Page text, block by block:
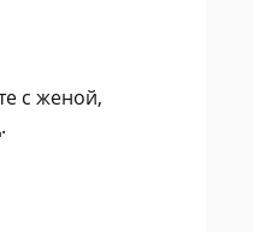
с женой,